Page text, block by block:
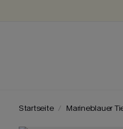
Startseite Marineblauer